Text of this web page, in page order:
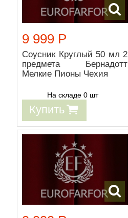
9 999 Р
Соусник Круглый 50 мл 2
предмета Бернадотт
Мелкие Пионы Чехия
На складе 0 шт
Купить